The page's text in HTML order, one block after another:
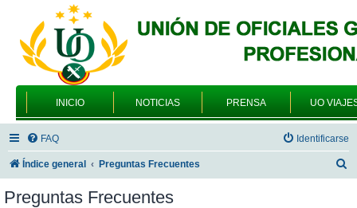
INICIO NOTICIAS PRENSA UO
FAQ Identificarse
Índice general Preguntas Frecuentes
Preguntas Frecuentes